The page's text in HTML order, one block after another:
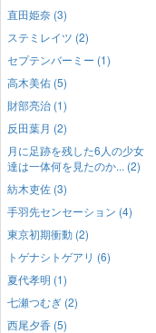
直田姫奈 (3)
ステミレイツ (2)
セプテンバーミー (1)
高木美佑 (5)
財部亮治 (1)
反田葉月 (2)
月に足跡を残した6人の少女
達は一体何を見たのか... (2)
紡木吏佐 (3)
手羽先センセーション (4)
東京初期衝動 (2)
トゲナシトゲアリ (6)
夏代孝明 (1)
七瀬つむぎ (2)
西尾夕香 (5)